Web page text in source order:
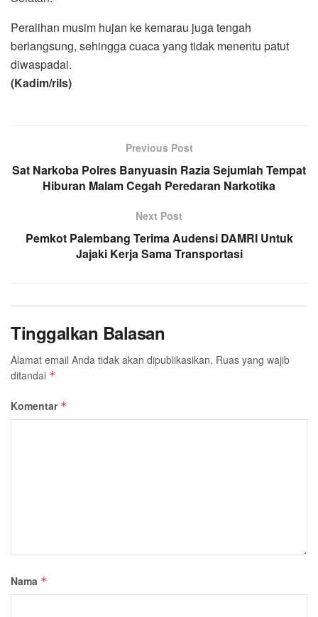
Peralihan musim hujan ke kemarau juga tengah
berlangsung, sehingga cuaca yang tidak menentu patut
diwaspadai.
(Kadim/rils)
Previous Post
Sat Narkoba Polres Banyuasin Razia Sejumlah Tempat
Hiburan Malam Cegah Peredaran Narkotika
Next Post
Pemkot Palembang Terima Audensi DAMRI Untuk
Jajaki Kerja Sama Transportasi
Tinggalkan Balasan
Alamat email Anda tidak akan dipublikasikan. Ruas yang wajib
ditandai *
Komentar *
Nama *